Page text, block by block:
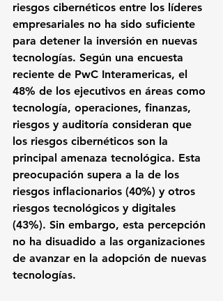
riesgos cibernéticos entre los líderes
empresariales no ha sido suficiente
para detener la inversión en nuevas
tecnologías. Según una encuesta
reciente de PwC Interamericas, el
48% de los ejecutivos en áreas como
tecnología, operaciones, finanzas,
riesgos y auditoría consideran que
los riesgos cibernéticos son la
principal amenaza tecnológica. Esta
preocupación supera a la de los
riesgos inflacionarios (40%) y otros
riesgos tecnológicos y digitales
(43%). Sin embargo, esta percepción
no ha disuadido a las organizaciones
de avanzar en la adopción de nuevas
tecnologías.